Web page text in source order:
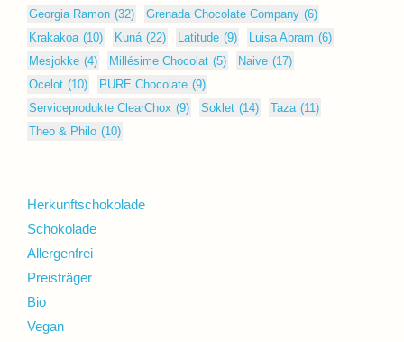
Georgia Ramon (32) Grenada Chocolate Company (6)
Krakakoa (10) Kuná (22) Latitude (9) Luisa Abram (6)
Mesjokke (4) Millésime Chocolat (5) Naive (17)
Ocelot (10) PURE Chocolate (9)
Serviceprodukte ClearChox (9) Soklet (14) Taza (11)
Theo & Philo (10)
Herkunftschokolade
Schokolade
Allergenfrei
Preisträger
Bio
Vegan